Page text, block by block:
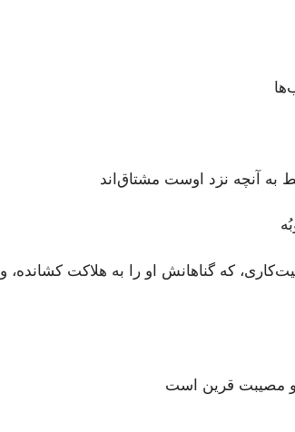
به آنچه نزد اوست مشتاق‌اند
که گناهانش او را به هلاکت کشانده، و
و مصیبت قرین است